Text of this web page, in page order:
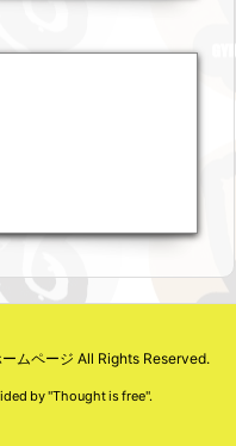
ムページ All Rights Reserved.
by "Thought is free".